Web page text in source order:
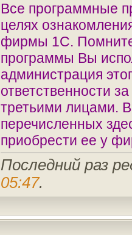
Все программные
целях
фирмы 1С.
программы Вы
администрация
ответственности
третьими лицами.
перечисленных
приобрести ее у
Последний раз
05:47.